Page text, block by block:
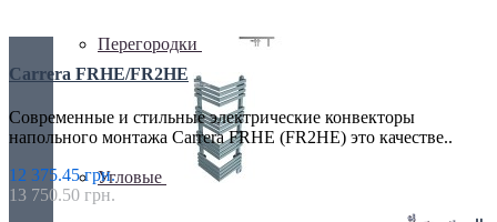
Перегородки
Угловые
Carrera FRHE/FR2HE
Современные и стильные электрические конвекторы
напольного монтажа Carrera FRHЕ (FR2HЕ) это качестве..
12 375.45 грн.
13 750.50 грн.